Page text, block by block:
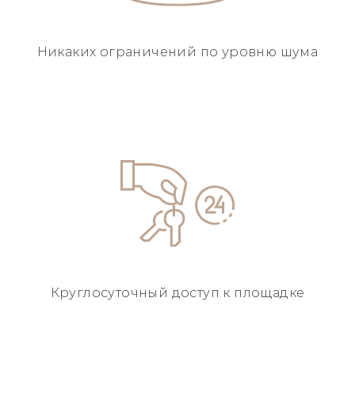
Никаких ограничений по уровню шума
Круглосуточный доступ к площадке